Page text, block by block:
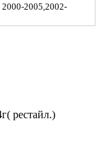
2000-2005,2002-
рестайл.)